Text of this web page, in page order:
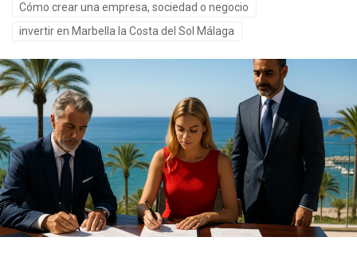
Cómo crear una empresa, sociedad o negocio
invertir en Marbella la Costa del Sol Málaga